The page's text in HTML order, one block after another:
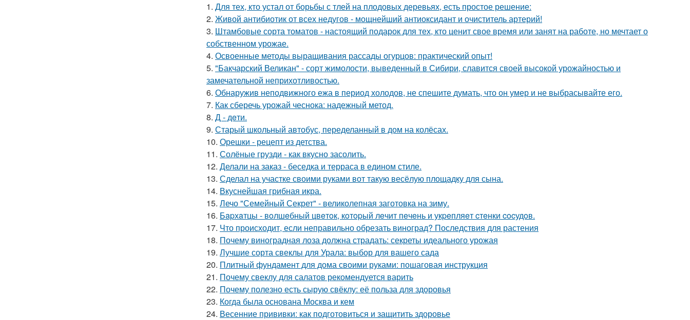
1. Для тех, кто устал от борьбы с тлей на плодовых деревьях, есть простое решение:
2. Живой антибиотик от всех недугов - мощнейший антиоксидант и очиститель артерий!
3. Штамбовые сорта томатов - настоящий подарок для тех, кто ценит свое время или занят на работе, но мечтает о
собственном урожае.
4. Освоенные методы выращивания рассады огурцов: практический опыт!
5. "Бакчарский Великан" - сорт жимолости, выведенный в Сибири, славится своей высокой урожайностью и
замечательной неприхотливостью.
6. Обнаружив неподвижного ежа в период холодов, не спешите думать, что он умер и не выбрасывайте его.
7. Как сберечь урожай чеснока: надежный метод.
8. Д - дeти.
9. Старый школьный автобус, переделанный в дом на колёсах.
10. Орешки - рецепт из детства.
11. Солёные грузди - как вкусно засолить.
12. Делали на заказ - беседка и терраса в едином стиле.
13. Сделал на участке своими руками вот такую весёлую площадку для сына.
14. Вкуснейшая грибная икра.
15. Лечо "Семейный Секрет" - великолепная заготовка на зиму.
16. Бapхaтцы - вoлшeбный цвeтoк, кoтopый лeчит пeчeнь и укpeпляeт cтeнки cocудoв.
17. Что происходит, если неправильно обрезать виноград? Последствия для растения
18. Почему виноградная лоза должна страдать: секреты идеального урожая
19. Лучшие сорта свеклы для Урала: выбор для вашего сада
20. Плитный фундамент для дома своими руками: пошаговая инструкция
21. Почему свеклу для салатов рекомендуется варить
22. Почему полезно есть сырую свёклу: её польза для здоровья
23. Когда была основана Москва и кем
24. Весенние прививки: как подготовиться и защитить здоровье